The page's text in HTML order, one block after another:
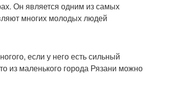
Он является одним из самых
многих молодых людей
если у него есть сильный
из маленького города Рязани можно